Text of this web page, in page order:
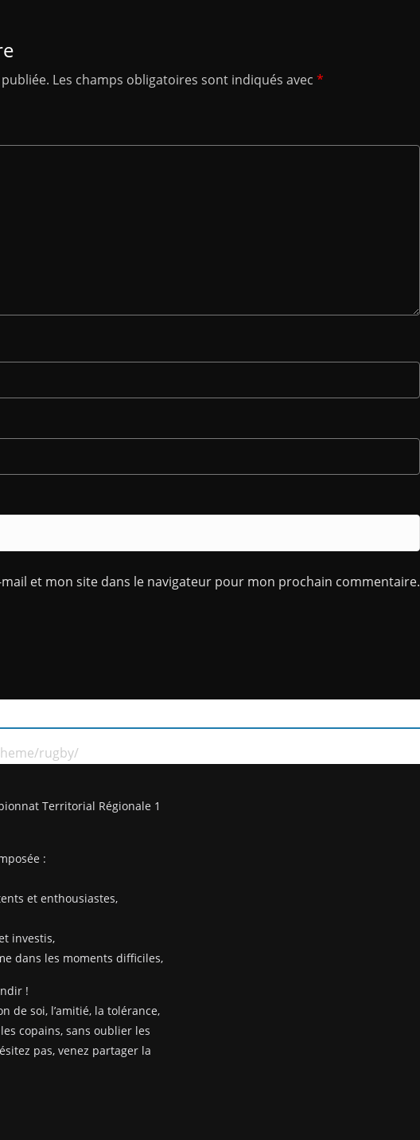
Les champs obligatoires sont indiqués avec *
et mon site dans le navigateur pour mon prochain commentaire.
rugby/
Territorial Régionale 1
:
et enthousiastes,
investis,
dans les moments difficiles,
!
de soi, l’amitié, la tolérance,
copains, sans oublier les
pas, venez partager la